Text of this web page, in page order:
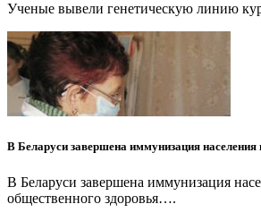
Ученые вывели генетическую линию
В Беларуси завершена иммунизация населения
В Беларуси завершена иммунизация
общественного здоровья….